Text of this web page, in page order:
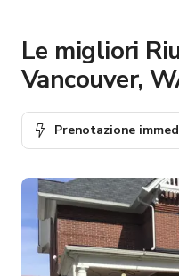
Le migliori
Vancouver,
Prenotazione